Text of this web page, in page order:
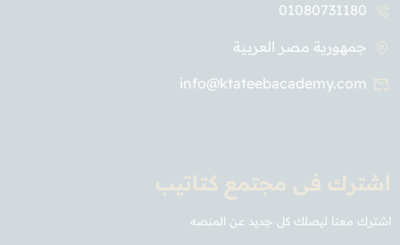
01080731180
جمهورية مصر العربية
info@ktateebacademy.com
اشترك فى مجتمع كتاتيب
اشترك معنا ليصلك كل جديد عن المنصه